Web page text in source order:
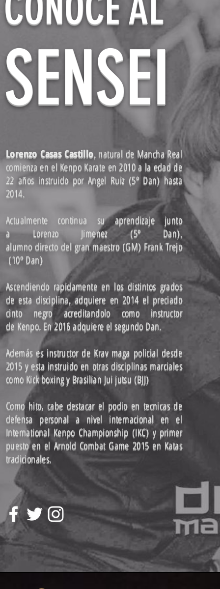
SENSEI
Lorenzo Casas Castillo, natural de Mancha Real
comienza en el Kenpo Karate en 2010 a la edad de
22 años instruido por Angel Ruiz (5º Dan) hasta
2014.
Actualmente continua su aprendizaje junto
a Lorenzo Jimenez (5º Dan),
alumno directo del gran maestro (GM) Frank Trejo
(10º Dan)
Ascendiendo rapidamente en los distintos grados
de esta disciplina, adquiere en 2014 el preciado
cinto negro acreditandolo como instructor
de Kenpo. En 2016 adquiere el segundo Dan.
Además es instructor de Krav maga policial desde
2015 y esta instruido en otras disciplinas marciales
como Kick boxing y Brasilian Jui jutsu (BJJ)
Como hito, cabe destacar el podio en tecnicas de
defensa personal a nivel internacional en el
International Kenpo Championship (IKC) y primer
puesto en el Arnold Combat Game 2015 en Katas
tradicionales.